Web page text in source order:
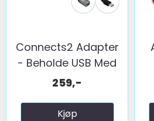
Connects2 Adapter
- Beholde USB Med
grå ...
259,-
Kjøp